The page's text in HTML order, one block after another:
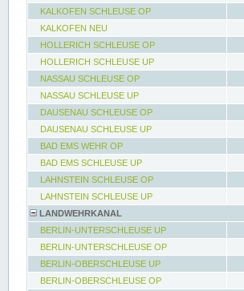
KALKOFEN SCHLEUSE OP
KALKOFEN NEU
HOLLERICH SCHLEUSE OP
HOLLERICH SCHLEUSE UP
NASSAU SCHLEUSE OP
NASSAU SCHLEUSE UP
DAUSENAU SCHLEUSE OP
DAUSENAU SCHLEUSE UP
BAD EMS WEHR OP
BAD EMS SCHLEUSE UP
LAHNSTEIN SCHLEUSE OP
LAHNSTEIN SCHLEUSE UP
LANDWEHRKANAL
BERLIN-UNTERSCHLEUSE UP
BERLIN-UNTERSCHLEUSE OP
BERLIN-OBERSCHLEUSE UP
BERLIN-OBERSCHLEUSE OP